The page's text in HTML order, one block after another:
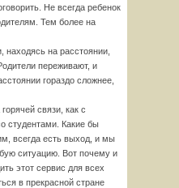
Не всегда ребенок
Тем более на
находясь на расстоянии,
переживают, и
гораздо сложнее,
связи, как с
студентами. Какие бы
всегда есть выход, и мы
ситуацию. Вот почему и
этот сервис для всех
в прекрасной стране